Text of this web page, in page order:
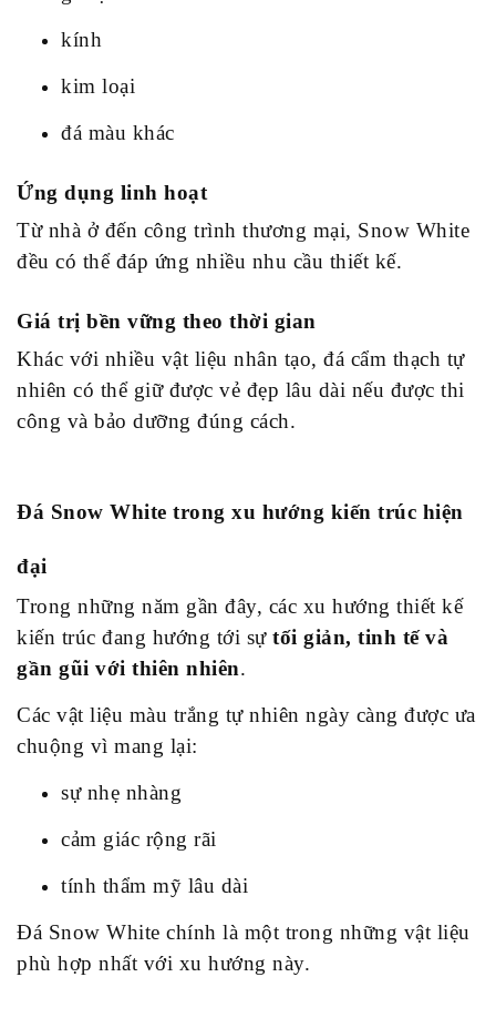
kính
kim loại
đá màu khác
Ứng dụng linh hoạt
Từ nhà ở đến công trình thương mại, Snow White
đều có thể đáp ứng nhiều nhu cầu thiết kế.
Giá trị bền vững theo thời gian
Khác với nhiều vật liệu nhân tạo, đá cẩm thạch tự
nhiên có thể giữ được vẻ đẹp lâu dài nếu được thi
công và bảo dưỡng đúng cách.
Đá Snow White trong xu hướng kiến trúc hiện
đại
Trong những năm gần đây, các xu hướng thiết kế
kiến trúc đang hướng tới sự tối giản, tinh tế và
gần gũi với thiên nhiên.
Các vật liệu màu trắng tự nhiên ngày càng được ưa
chuộng vì mang lại:
sự nhẹ nhàng
cảm giác rộng rãi
tính thẩm mỹ lâu dài
Đá Snow White chính là một trong những vật liệu
phù hợp nhất với xu hướng này.